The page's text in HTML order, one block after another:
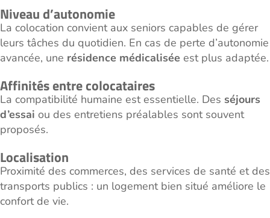
Niveau d’autonomie
La colocation convient aux seniors capables de gérer
leurs tâches du quotidien. En cas de perte d’autonomie
avancée, une résidence médicalisée est plus adaptée.
Affinités entre colocataires
La compatibilité humaine est essentielle. Des séjours
d’essai ou des entretiens préalables sont souvent
proposés.
Localisation
Proximité des commerces, des services de santé et des
transports publics : un logement bien situé améliore le
confort de vie.